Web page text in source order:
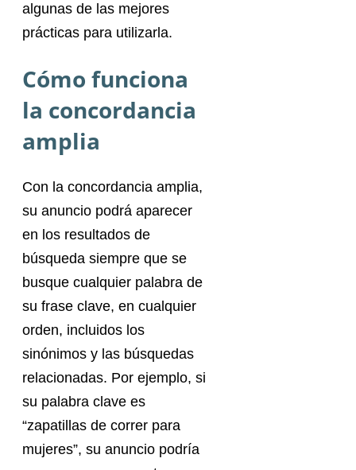
algunas de las mejores
prácticas para utilizarla.
Cómo funciona
la concordancia
amplia
Con la concordancia amplia,
su anuncio podrá aparecer
en los resultados de
búsqueda siempre que se
busque cualquier palabra de
su frase clave, en cualquier
orden, incluidos los
sinónimos y las búsquedas
relacionadas. Por ejemplo, si
su palabra clave es
“zapatillas de correr para
mujeres”, su anuncio podría